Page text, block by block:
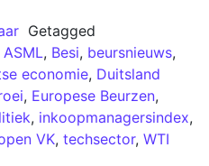
Getagged
ASML, Besi, beursnieuws,
economie, Duitsland
, Europese Beurzen,
, inkoopmanagersindex,
VK, techsector, WTI